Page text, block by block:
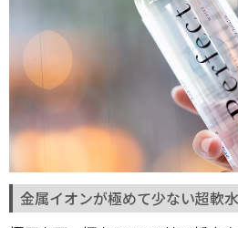
金属イオンが極めて少ない超軟水